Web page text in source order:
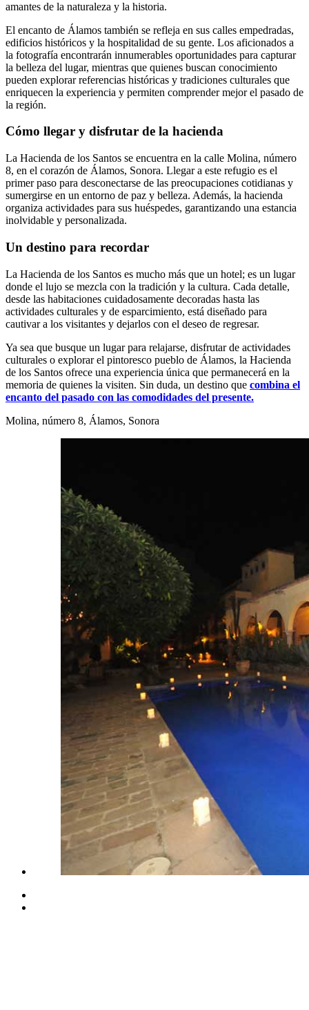
amantes de la naturaleza y la historia.
El encanto de Álamos también se refleja en sus calles empedradas,
edificios históricos y la hospitalidad de su gente. Los aficionados a
la fotografía encontrarán innumerables oportunidades para capturar
la belleza del lugar, mientras que quienes buscan conocimiento
pueden explorar referencias históricas y tradiciones culturales que
enriquecen la experiencia y permiten comprender mejor el pasado de
la región.
Cómo llegar y disfrutar de la hacienda
La Hacienda de los Santos se encuentra en la calle Molina, número
8, en el corazón de Álamos, Sonora. Llegar a este refugio es el
primer paso para desconectarse de las preocupaciones cotidianas y
sumergirse en un entorno de paz y belleza. Además, la hacienda
organiza actividades para sus huéspedes, garantizando una estancia
inolvidable y personalizada.
Un destino para recordar
La Hacienda de los Santos es mucho más que un hotel; es un lugar
donde el lujo se mezcla con la tradición y la cultura. Cada detalle,
desde las habitaciones cuidadosamente decoradas hasta las
actividades culturales y de esparcimiento, está diseñado para
cautivar a los visitantes y dejarlos con el deseo de regresar.
Ya sea que busque un lugar para relajarse, disfrutar de actividades
culturales o explorar el pintoresco pueblo de Álamos, la Hacienda
de los Santos ofrece una experiencia única que permanecerá en la
memoria de quienes la visiten. Sin duda, un destino que combina el
encanto del pasado con las comodidades del presente.
Molina, número 8, Álamos, Sonora